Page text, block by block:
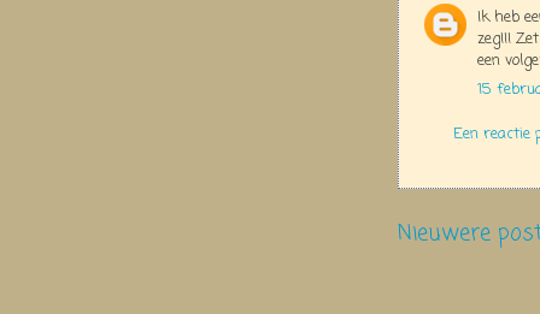
Ik heb
zeg!!!
een
15
Een reactie
Nieuwere